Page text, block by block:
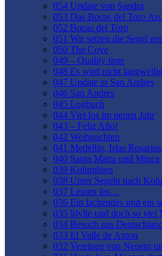
054 Update von Sandra
053 Das Bocas del Toro
052 Bocas del Toro
051 Wir setzen die Segel
050 The Cove
049 – Quality time
048 Es wird nicht langweilig
047 Update in San Andres
046 San Andres
045 Logbuch
044 Viel los im neuen Jahr
043 – Feliz Año!
042 Weihnachten
041 Medellin, Islas
040 Santa Marta und Minca
039 Kolumbien
038 Unter Segeln nach
037 Leinen los…
036 Ein lachendes und ein
035 Idylle und doch so viel
034 Besuch aus
033 El Valle de Anton
032 Vereinen von Neuem